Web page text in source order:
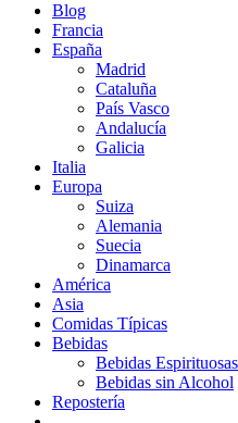
Blog
Francia
España
Madrid
Cataluña
País Vasco
Andalucía
Galicia
Italia
Europa
Suiza
Alemania
Suecia
Dinamarca
América
Asia
Comidas Típicas
Bebidas
Bebidas Espirituosas
Bebidas sin Alcohol
Repostería